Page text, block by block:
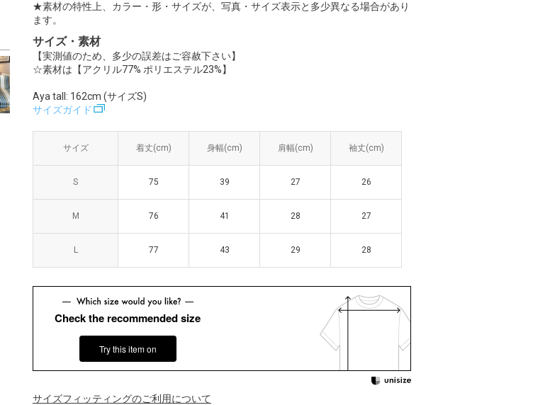
★素材の特性上、カラー・形・サイズが、写真・サイズ表示と多少異なる場合があり
ます。
サイズ・素材
【実測値のため、多少の誤差はご容赦下さい】
☆素材は【アクリル77% ポリエステル23%】
Aya tall: 162cm (サイズS)
サイズガイド
サイズ 着丈(cm) 身幅(cm) 肩幅(cm) 袖丈(cm)
S 75 39 27 26
M 76 41 28 27
L 77 43 29 28
サイズ 着丈(cm) 身幅(cm) 肩幅(cm) 袖丈(cm)
S 75 39 27 26
M 76 41 28 27
L 77 43 29 28
Check the recommended size
Try this item on
サイズフィッティングのご利用について